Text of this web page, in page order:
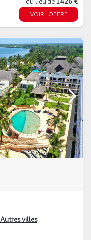
au lieu de1 426 €
VOIR L'OFFRE
Autres villes